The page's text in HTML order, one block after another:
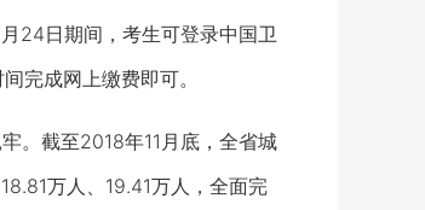
24日期间，考生可登录中国卫
完成网上缴费即可。
。截至2018年11月底，全省城
万人、19.41万人，全面完